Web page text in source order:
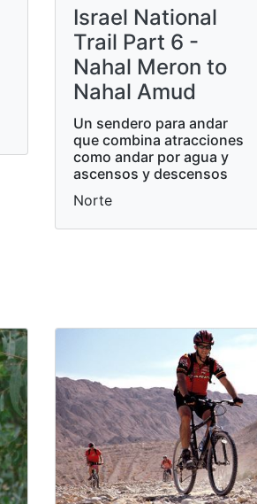
Israel National
Trail Part 6 -
Nahal Meron to
Nahal Amud
Un sendero para andar
que combina atracciones
como andar por agua y
ascensos y descensos
Norte